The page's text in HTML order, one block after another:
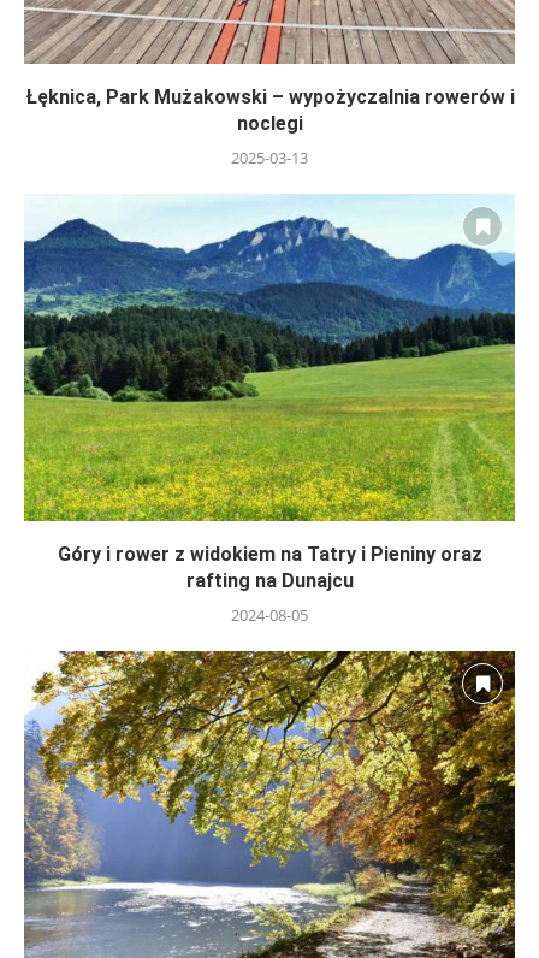
Łęknica, Park Mużakowski – wypożyczalnia rowerów i
noclegi
2025-03-13
Góry i rower z widokiem na Tatry i Pieniny oraz
rafting na Dunajcu
2024-08-05